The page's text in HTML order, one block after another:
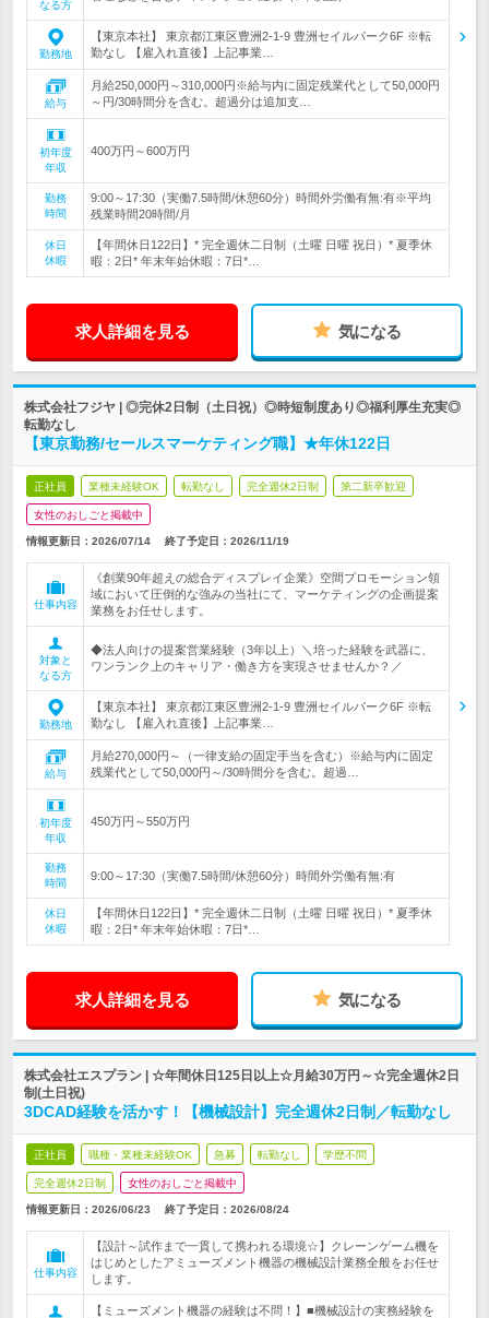
なる方
勤務地
【東京本社】 東京都江東区豊洲2-1-9 豊洲セイルパーク6F ※転
勤なし 【雇入れ直後】上記事業…
給与
月給250,000円～310,000円※給与内に固定残業代として50,000円
～円/30時間分を含む。超過分は追加支…
初年度
年収
400万円～600万円
勤務
時間
9:00～17:30（実働7.5時間/休憩60分）時間外労働有無:有※平均
残業時間20時間/月
休日
休暇
【年間休日122日】* 完全週休二日制（土曜 日曜 祝日）* 夏季休
暇：2日* 年末年始休暇：7日*…
求人詳細を見る 気になる
株式会社フジヤ | ◎完休2日制（土日祝）◎時短制度あり◎福利厚生充実◎
転勤なし
【東京勤務/セールスマーケティング職】★年休122日
正社員 業種未経験OK 転勤なし 完全週休2日制 第二新卒歓迎
女性のおしごと掲載中
情報更新日：2026/07/14 終了予定日： 2026/11/19
仕事内容
《創業90年超えの総合ディスプレイ企業》空間プロモーション領
域において圧倒的な強みの当社にて、マーケティングの企画提案
業務をお任せします。
対象と
なる方
◆法人向けの提案営業経験（3年以上）＼培った経験を武器に、
ワンランク上のキャリア・働き方を実現させませんか？／
勤務地
【東京本社】 東京都江東区豊洲2-1-9 豊洲セイルパーク6F ※転
勤なし 【雇入れ直後】上記事業…
給与
月給270,000円～（一律支給の固定手当を含む）※給与内に固定
残業代として50,000円～/30時間分を含む。超過…
初年度
年収
450万円～550万円
勤務
時間
9:00～17:30（実働7.5時間/休憩60分）時間外労働有無:有
休日
休暇
【年間休日122日】* 完全週休二日制（土曜 日曜 祝日）* 夏季休
暇：2日* 年末年始休暇：7日*…
求人詳細を見る 気になる
株式会社エスプラン | ☆年間休日125日以上☆月給30万円～☆完全週休2日
制(土日祝)
3DCAD経験を活かす！【機械設計】完全週休2日制／転勤なし
正社員 職種・業種未経験OK 急募 転勤なし 学歴不問
完全週休2日制 女性のおしごと掲載中
情報更新日：2026/06/23 終了予定日： 2026/08/24
仕事内容
【設計～試作まで一貫して携われる環境☆】クレーンゲーム機を
はじめとしたアミューズメント機器の機械設計業務全般をお任せ
します。
【ミューズメント機器の経験は不問！】■機械設計の実務経験を